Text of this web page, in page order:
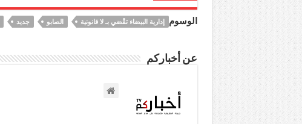
الوسوم إدارية البيضاء تقْضي بـ لا قانونية الصابو جديد
عن أخباركم